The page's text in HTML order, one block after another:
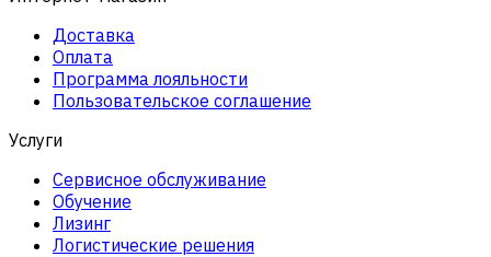
Доставка
Оплата
Программа лояльности
Пользовательское соглашение
Услуги
Сервисное обслуживание
Обучение
Лизинг
Логистические решения